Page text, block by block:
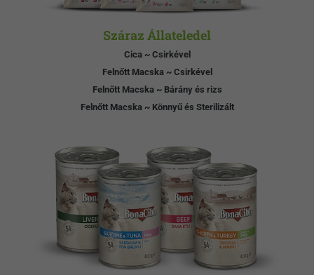
Száraz Állateledel
Cica ~ Csirkével
Felnőtt Macska ~ Csirkével
Felnőtt Macska ~ Bárány és rizs
Felnőtt Macska ~ Könnyű és Sterilizált